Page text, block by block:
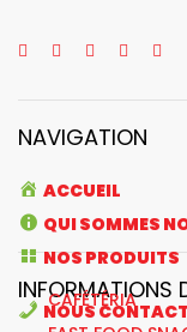
NAVIGATION
ACCUEIL
QUI SOMMES
NOS PRODUITS
CAFÉTÉRIA
NOUS
INFORMATIONS